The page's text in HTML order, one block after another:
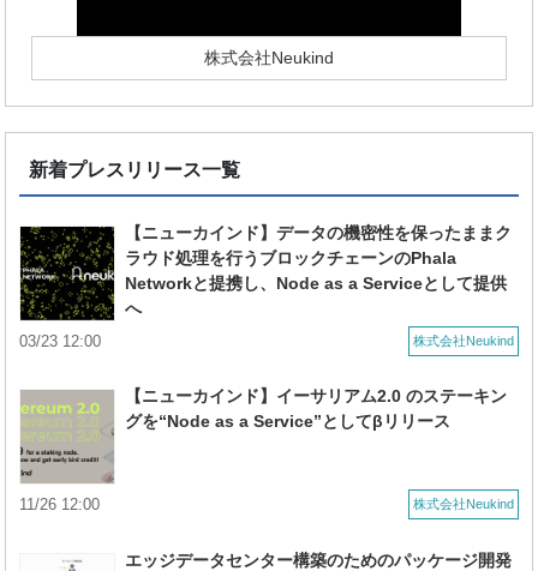
株式会社Neukind
新着プレスリリース一覧
【ニューカインド】データの機密性を保ったままク
ラウド処理を行うブロックチェーンのPhala
Networkと提携し、Node as a Serviceとして提供
へ
株式会社Neukind
03/23 12:00
【ニューカインド】イーサリアム2.0 のステーキン
グを“Node as a Service”としてβリリース
株式会社Neukind
11/26 12:00
エッジデータセンター構築のためのパッケージ開発